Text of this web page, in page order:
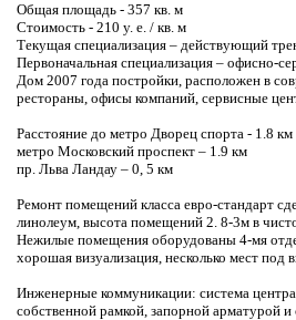
Общая площадь - 357 кв. м
Стоимость - 210 у. е. / кв. м
Текущая специализация – действующий
Первоначальная специализация – офисно-
Дом 2007 года постройки, расположен в
рестораны, офисы компаний, сервисные
Расстояние до метро Дворец спорта - 1.8 км
метро Московский проспект – 1.9 км
пр. Льва Ландау – 0, 5 км
Ремонт помещений класса евро-стандарт
линолеум, высота помещений 2. 8-3м в
Нежилые помещения оборудованы 4-мя
хорошая визуализация, несколько мест
Инженерные коммуникации: система
собственной рамкой, запорной арматурой